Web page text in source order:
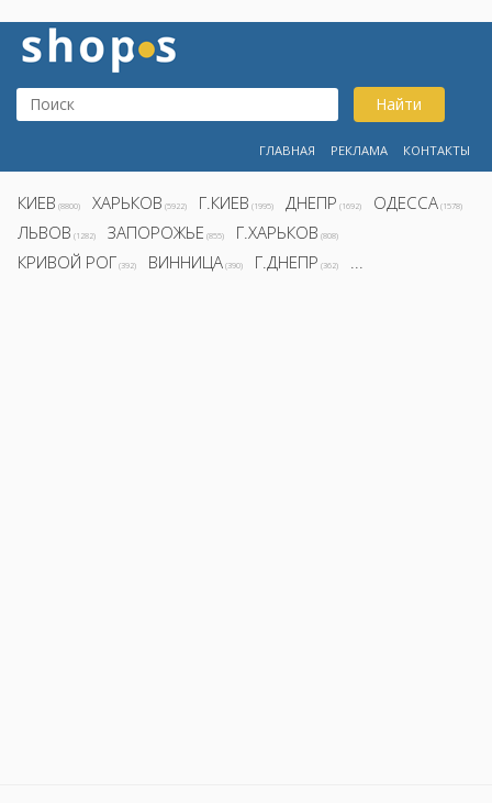
Найти
ГЛАВНАЯ РЕКЛАМА КОНТАКТЫ
КИЕВ (8800) ХАРЬКОВ (5922) Г.КИЕВ (1995) ДНЕПР (1692) ОДЕССА (1578)
ЛЬВОВ (1282) ЗАПОРОЖЬЕ (855) Г.ХАРЬКОВ (808)
КРИВОЙ РОГ (392) ВИННИЦА (390) Г.ДНЕПР (362) ...